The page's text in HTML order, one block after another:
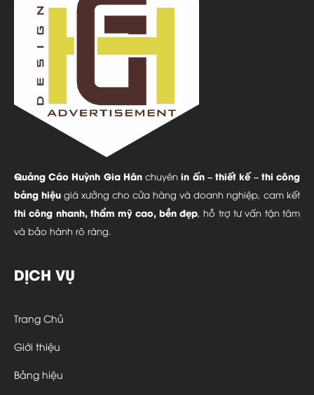
Quảng Cáo Huỳnh Gia Hânchuyênin ấn – thiết kế – thi công
bảng hiệu giá xưởng cho cửa hàng và doanh nghiệp, cam kết
thi công nhanh, thẩm mỹ cao, bền đẹp, hỗ trợ tư vấn tận tâm
và bảo hành rõ ràng.
DỊCH VỤ
Trang Chủ
Giới thiệu
Bảng hiệu